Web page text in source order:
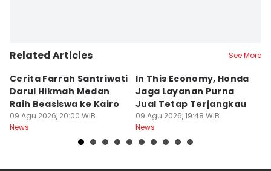
Related Articles See More
Cerita Farrah Santriwati
Darul Hikmah Medan
Raih Beasiswa ke Kairo
09 Agu 2026, 20:00 WIB
News
In This Economy, Honda
Jaga Layanan Purna
Jual Tetap Terjangkau
09 Agu 2026, 19:48 WIB
News